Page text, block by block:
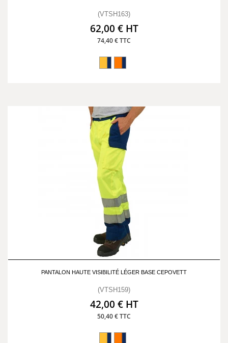
(VTSH163)
62,00 € HT
74,40 € TTC
PANTALON HAUTE VISIBILITÉ LÉGER BASE CEPOVETT
(VTSH159)
42,00 € HT
50,40 € TTC